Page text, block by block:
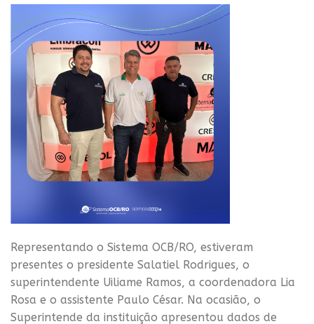
Representando o Sistema OCB/RO, estiveram
presentes o presidente Salatiel Rodrigues, o
superintendente Uiliame Ramos, a coordenadora Lia
Rosa e o assistente Paulo César. Na ocasião, o
Superintende da instituição apresentou dados de